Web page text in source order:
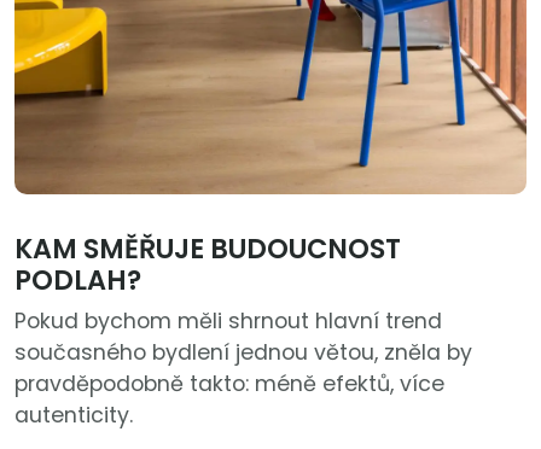
KAM SMĚŘUJE BUDOUCNOST
PODLAH?
Pokud bychom měli shrnout hlavní trend
současného bydlení jednou větou, zněla by
pravděpodobně takto: méně efektů, více
autenticity.